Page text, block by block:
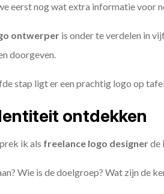
eerst nog wat extra informatie voor
ontwerper is onder te verdelen in
doorgeven.
stap ligt er een prachtig logo op
ontdekken
ik als freelance logo designerde
Wie is de doelgroep? Wat zijn de